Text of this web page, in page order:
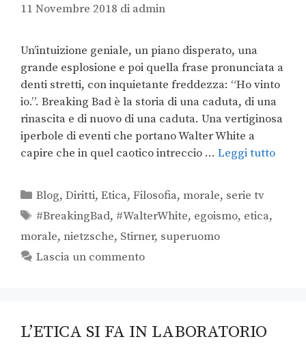
11 Novembre 2018 di admin
Un’intuizione geniale, un piano disperato, una
grande esplosione e poi quella frase pronunciata a
denti stretti, con inquietante freddezza: “Ho vinto
io.”. Breaking Bad è la storia di una caduta, di una
rinascita e di nuovo di una caduta. Una vertiginosa
iperbole di eventi che portano Walter White a
capire che in quel caotico intreccio … Leggi tutto
Blog,Diritti,Etica,Filosofia,morale, serie tv
#BreakingBad, #WalterWhite, egoismo, etica,
morale, nietzsche, Stirner, superuomo
Lascia un commento
L’ETICA SI FA IN LABORATORIO